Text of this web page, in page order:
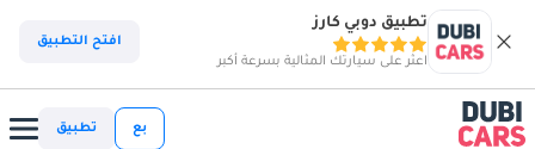
تطبيق دوبي كارز
اعثر على سيارتك المثالية بسرعة أكبر
افتح التطبيق
بع تطبيق